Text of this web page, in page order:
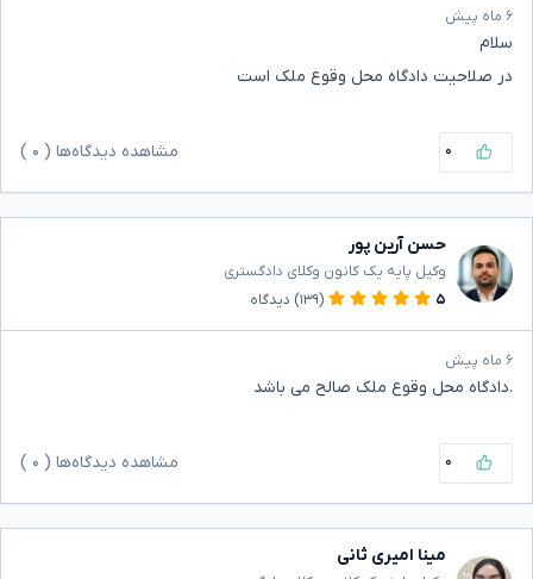
۶ ماه پیش
سلام
در صلاحیت دادگاه محل وقوع ملک است
۰ مشاهده دیدگاه‌ها ( ۰
حسن آرین پور
وکیل پایه یک کانون وکلای دادگستری
۵
(۱۳۹) دیدگاه
۶ ماه پیش
.دادگاه محل وقوع ملک صالح می باشد
۰ مشاهده دیدگاه‌ها ( ۰
مینا امیری ثانی